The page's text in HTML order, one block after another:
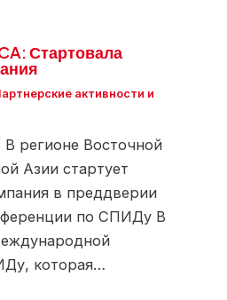
Стартовала
активности и
В регионе Восточной
Азии стартует
в преддверии
по СПИДу В
которая…